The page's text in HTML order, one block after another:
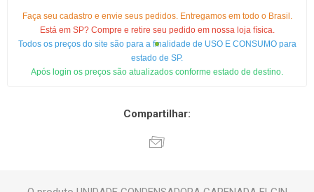
Faça seu cadastro e envie seus pedidos. Entregamos em todo o Brasil.
Está em SP? Compre e retire seu pedido em nossa loja física.
Todos os preços do site são para a finalidade de USO E CONSUMO para
estado de SP.
Após login os preços são atualizados conforme estado de destino.
Compartilhar: